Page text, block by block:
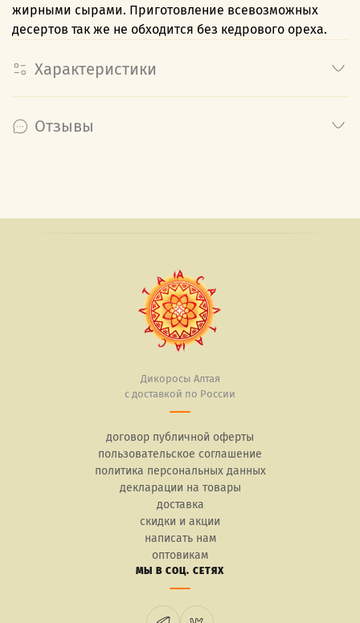
жирными сырами. Приготовление всевозможных
десертов так же не обходится без кедрового ореха.
Характеристики
Отзывы
Дикоросы Алтая
с доставкой по России
договор публичной оферты
пользовательское соглашение
политика персональных данных
декларации на товары
доставка
скидки и акции
написать нам
оптовикам
МЫ В СОЦ. СЕТЯХ